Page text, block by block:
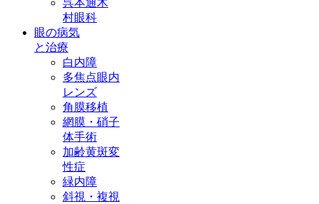
呉本通木
村眼科
眼の病気
と治療
白内障
多焦点眼内
レンズ
角膜移植
網膜・硝子
体手術
加齢黄斑変
性症
緑内障
斜視・複視